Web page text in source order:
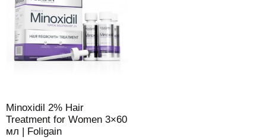
Minoxidil 2% Hair
Treatment for Women 3×60
мл | Foligain